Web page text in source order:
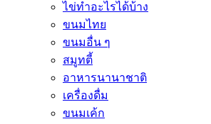
ไข่ทำอะไรได้บ้าง
ขนมไทย
ขนมอื่น ๆ
สมูทตี้
อาหารนานาชาติ
เครื่องดื่ม
ขนมเค้ก